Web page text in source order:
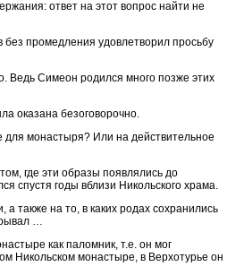
ответ на этот вопрос найти не
промедления удовлетворил просьбу
Ведь Симеон родился много позже этих
оказана безоговорочно.
монастыря? Или на действительное
где эти образы появлялись до
спустя годы вблизи Никольского храма.
также на то, в каких родах сохранились
…
как паломник, т.е. он мог
Никольском монастыре, в Верхотурье он